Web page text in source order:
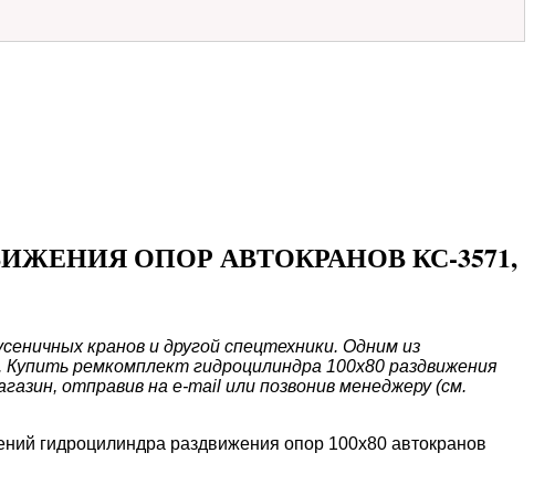
ОПОР АВТОКРАНОВ КС-3571,
кранов и другой спецтехники. Одним из
ремкомплект гидроцилиндра 100х80 раздвижения
отправив на e-mail или позвонив менеджеру (см.
гидроцилиндра раздвижения опор 100х80 автокранов